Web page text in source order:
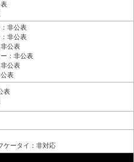
非公表
非公表
公表
：非公表
公表
表
表
ケータイ：非対応